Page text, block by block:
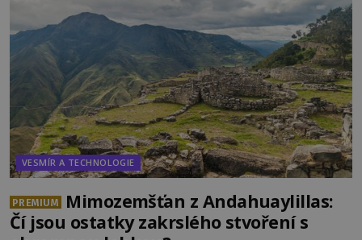
mohlo jít o návštěvu ze světa duchů. Záhadný
záznam okamžitě rozpoutal deb
VESMÍR A TECHNOLOGIE
PREMIUM
Mimozemšťan z Andahuaylillas:
Čí jsou ostatky zakrslého stvoření s